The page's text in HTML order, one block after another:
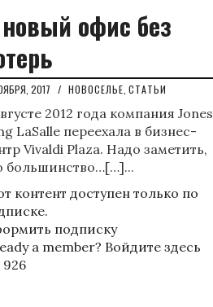
офис без
2017 / НОВОСЕЛЬЕ СТАТЬИ
2012 года компания Jones
LaSalle переехала в бизнес-
Vivaldi Plaza. Надо заметить,
большинство…[…]...
контент доступен только по
подписку
a member? Войдите здесь
926